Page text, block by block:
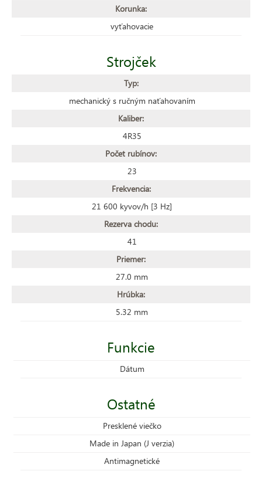
Korunka:
vyťahovacie
Strojček
Typ:
mechanický s ručným naťahovaním
Kaliber:
4R35
Počet rubínov:
23
Frekvencia:
21 600 kyvov/h [3 Hz]
Rezerva chodu:
41
Priemer:
27.0 mm
Hrúbka:
5.32 mm
Funkcie
Dátum
Ostatné
Presklené viečko
Made in Japan (J verzia)
Antimagnetické